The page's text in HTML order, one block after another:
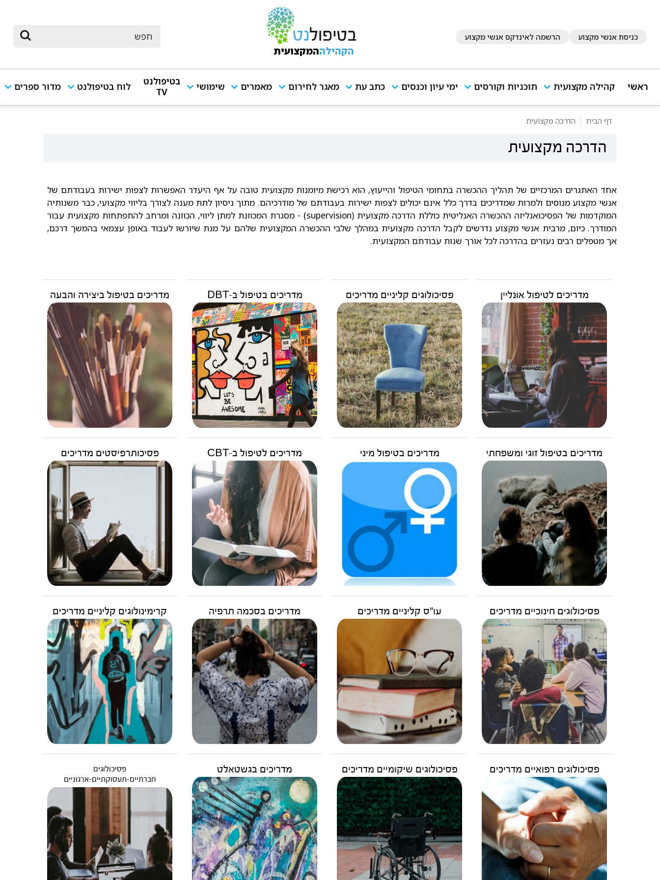
כניסת אנשי מקצוע הרשמה לאינדקס אנשי מקצוע
הקהילההמקצועית
ראשי קהילה מקצועית תוכניות וקורסים ימי עיון וכנסים כתב עת מאגר לחירום מאמרים שימושי
בטיפולנט
TV
לוח בטיפולנט מדור ספרים
דף הבית הדרכה מקצועית
הדרכה מקצועית
אחד האתגרים המרכזיים של תהליך ההכשרה בתחומי הטיפול והייעוץ, הוא רכישת מיומנות מקצועית טובה על אף היעדר האפשרות לצפות ישירות בעבודתם של
אנשי מקצוע מנוסים ולמרות שמדריכים בדרך כלל אינם יכולים לצפות ישירות בעבודתם של מודרכיהם. מתוך ניסיון לתת מענה לצורך בליווי מקצועי, כבר משנותיה
המוקדמות של הפסיכואנליזה ההכשרה האנליטית כוללת הדרכה מקצועית (supervision) - מסגרת המכוונת למתן ליווי, הכוונה ומרחב להתפתחות מקצועית עבור
המודרך. כיום, מרבית אנשי מקצוע נדרשים לקבל הדרכה מקצועית במהלך שלבי ההכשרה המקצועית שלהם על מנת שיורשו לעבוד באופן עצמאי בהמשך דרכם,
אך מטפלים רבים נעזרים בהדרכה לכל אורך שנות עבודתם המקצועית.
מדריכים לטיפול אונליין פסיכולוגים קליניים מדריכים מדריכים בטיפול ב-DBT מדריכים בטיפול ביצירה והבעה
מדריכים בטיפול זוגי ומשפחתי מדריכים בטיפול מיני מדריכים לטיפול ב-CBT פסיכותרפיסטים מדריכים
פסיכולוגים חינוכיים מדריכים עו"ס קליניים מדריכים מדריכים בסכמה תרפיה קרימינולוגים קליניים מדריכים
פסיכולוגים רפואיים מדריכים פסיכולוגים שיקומיים מדריכים מדריכים בגשטאלט
פסיכולוגים
חברתיים-תעסוקתיים-ארגוניים